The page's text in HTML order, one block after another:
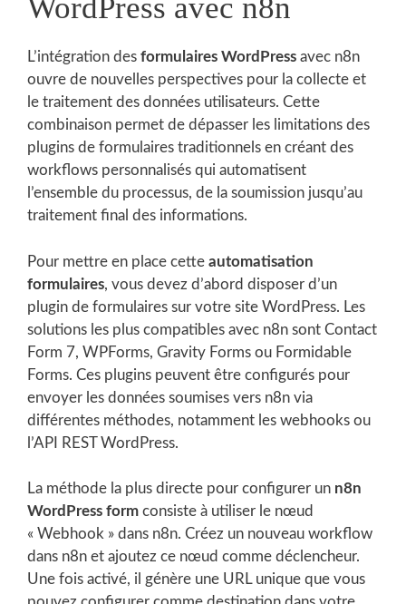
WordPress avec n8n
L’intégration des formulaires WordPress avec n8n
ouvre de nouvelles perspectives pour la collecte et
le traitement des données utilisateurs. Cette
combinaison permet de dépasser les limitations des
plugins de formulaires traditionnels en créant des
workflows personnalisés qui automatisent
l’ensemble du processus, de la soumission jusqu’au
traitement final des informations.
Pour mettre en place cette automatisation
formulaires, vous devez d’abord disposer d’un
plugin de formulaires sur votre site WordPress. Les
solutions les plus compatibles avec n8n sont Contact
Form 7, WPForms, Gravity Forms ou Formidable
Forms. Ces plugins peuvent être configurés pour
envoyer les données soumises vers n8n via
différentes méthodes, notamment les webhooks ou
l’API REST WordPress.
La méthode la plus directe pour configurer un n8n
WordPress form consiste à utiliser le nœud
« Webhook » dans n8n. Créez un nouveau workflow
dans n8n et ajoutez ce nœud comme déclencheur.
Une fois activé, il génère une URL unique que vous